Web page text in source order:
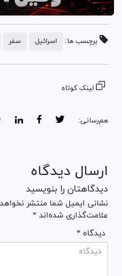
برچسب ها: اسرائیل سفر
لینک کوتاه
هم‌رسانی:
ارسال دیدگاه
دیدگاهتان را بنویسید
نشانی ایمیل شما منتشر
علامت‌گذاری شده‌اند *
* دیدگاه